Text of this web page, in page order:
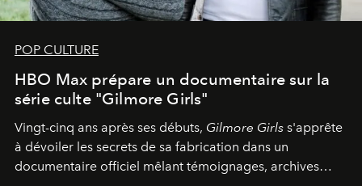
POP CULTURE
HBO Max prépare un documentaire sur la
série culte "Gilmore Girls"
Vingt-cinq ans après ses débuts, Gilmore Girls s'apprête
à dévoiler les secrets de sa fabrication dans un
documentaire officiel mêlant témoignages, archives